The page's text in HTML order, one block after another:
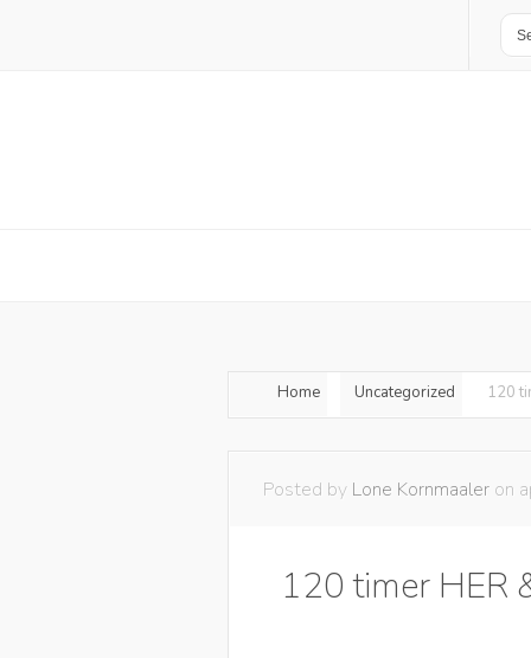
Home Uncategorized 120
Posted by Lone Kornmaaler on
120 timer HER